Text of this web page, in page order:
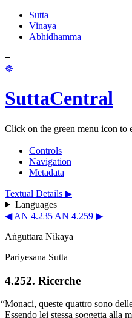
Sutta
Vinaya
Abhidhamma
≡
☸
SuttaCentral
Click on the green menu icon to
Controls
Navigation
Metadata
Textual Details ▶
Languages
◀ AN 4.235 AN 4.259 ▶
Aṅguttara Nikāya
Pariyesana Sutta
4.252. Ricerche
“Monaci, queste quattro sono
Essendo lei stessa soggetta alla